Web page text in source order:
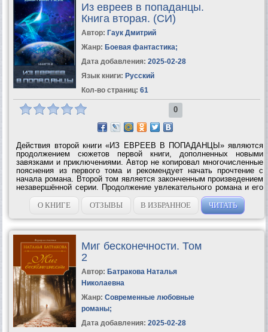
Из евреев в попаданцы.
Книга вторая. (СИ)
Автор: Гаук Дмитрий
Жанр: Боевая фантастика;
Дата добавления: 2025-02-28
Язык книги: Русский
Кол-во страниц: 61
0
Действия второй книги «ИЗ ЕВРЕЕВ В ПОПАДАНЦЫ» являются
продолжением сюжетов первой книги, дополненных новыми
завязками и приключениями. Автор не копировал многочисленные
пояснения из первого тома и рекомендует начать прочтение с
начала романа. Второй том является законченным произведением
незавершённой серии. Продолжение увлекательного романа и его
героев находится в работе и ожидается уже в этом 2016 году.
Приятного чтения,...
О КНИГЕ ОТЗЫВЫ В ИЗБРАННОЕ ЧИТАТЬ
Миг бесконечности. Том
2
Автор: Батракова Наталья
Николаевна
Жанр: Современные любовные
романы;
Дата добавления: 2025-02-28